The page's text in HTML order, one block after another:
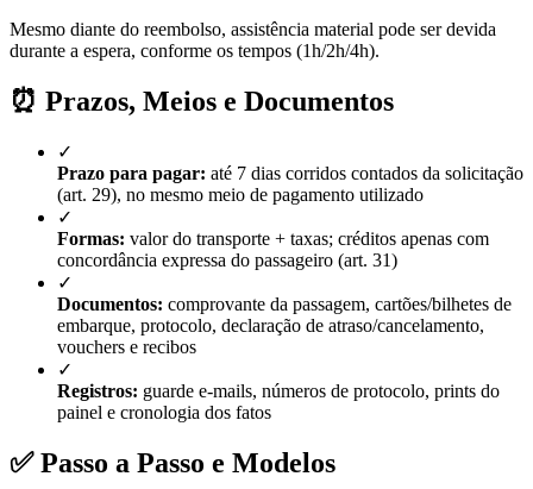
Mesmo diante do reembolso, assistência material pode ser devida
durante a espera, conforme os tempos (1h/2h/4h).
⏰ Prazos, Meios e Documentos
✓
Prazo para pagar: até 7 dias corridos contados da solicitação
(art. 29), no mesmo meio de pagamento utilizado
✓
Formas: valor do transporte + taxas; créditos apenas com
concordância expressa do passageiro (art. 31)
✓
Documentos: comprovante da passagem, cartões/bilhetes de
embarque, protocolo, declaração de atraso/cancelamento,
vouchers e recibos
✓
Registros: guarde e-mails, números de protocolo, prints do
painel e cronologia dos fatos
✅ Passo a Passo e Modelos